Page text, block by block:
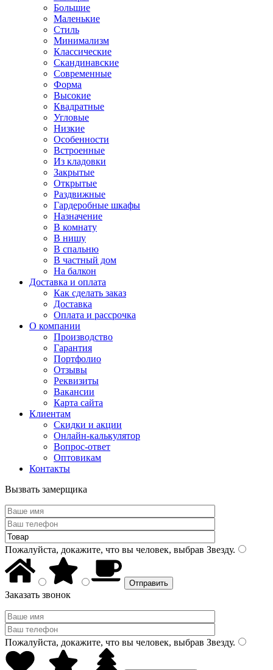
Большие
Маленькие
Стиль
Минимализм
Классические
Скандинавские
Современные
Форма
Высокие
Квадратные
Угловые
Низкие
Особенности
Встроенные
Из кладовки
Закрытые
Открытые
Раздвижные
Гардеробные шкафы
Назначение
В комнату
В нишу
В спальню
В частный дом
На балкон
Доставка и оплата
Как сделать заказ
Доставка
Оплата и рассрочка
О компании
Производство
Гарантия
Портфолио
Отзывы
Реквизиты
Вакансии
Карта сайта
Клиентам
Скидки и акции
Онлайн-калькулятор
Вопрос-ответ
Оптовикам
Контакты
Вызвать замерщика
Пожалуйста, докажите, что вы человек, выбрав Звезду.
Заказать звонок
Пожалуйста, докажите, что вы человек, выбрав Звезду.